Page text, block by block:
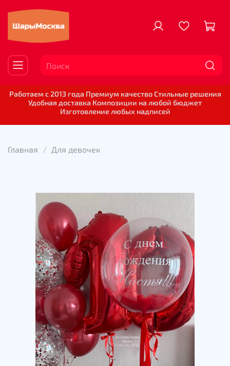
Работаем с 2013 года Премиум качество Стильные решения
Удобная доставка Композиции на любой бюджет
Изготовление любых надписей
Главная Для девочек